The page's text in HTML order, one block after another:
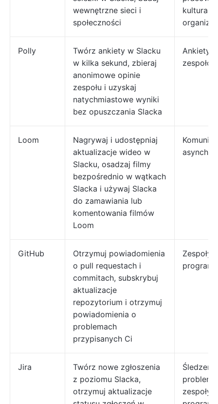
wewnętrzne sieci i
społeczności
kultura
Polly
Twórz ankiety w Slacku
w kilka sekund, zbieraj
anonimowe opinie
zespołu i uzyskaj
natychmiastowe wyniki
bez opuszczania Slacka
Ankiety i
Loom
Nagrywaj i udostępniaj
aktualizacje wideo w
Slacku, osadzaj filmy
bezpośrednio w wątkach
Slacka i używaj Slacka
do zamawiania lub
komentowania filmów
Loom
GitHub
Otrzymuj powiadomienia
o pull requestach i
commitach, subskrybuj
aktualizacje
repozytorium i otrzymuj
powiadomienia o
problemach
przypisanych Ci
Zespoły
Jira
Twórz nowe zgłoszenia
z poziomu Slacka,
otrzymuj aktualizacje
Śledzenie
zespoły